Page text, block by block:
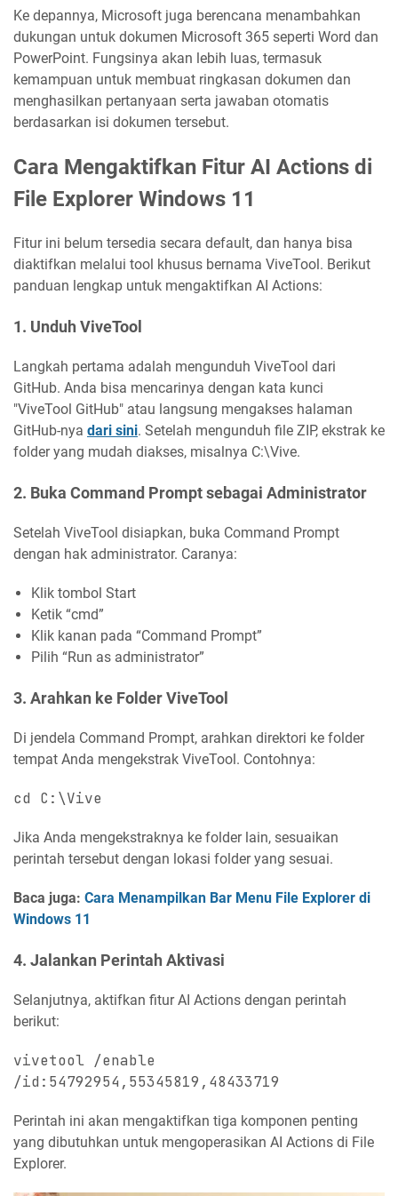
Ke depannya, Microsoft juga berencana menambahkan
dukungan untuk dokumen Microsoft 365 seperti Word dan
PowerPoint. Fungsinya akan lebih luas, termasuk
kemampuan untuk membuat ringkasan dokumen dan
menghasilkan pertanyaan serta jawaban otomatis
berdasarkan isi dokumen tersebut.
Cara Mengaktifkan Fitur AI Actions di
File Explorer Windows 11
Fitur ini belum tersedia secara default, dan hanya bisa
diaktifkan melalui tool khusus bernama ViveTool. Berikut
panduan lengkap untuk mengaktifkan AI Actions:
1. Unduh ViveTool
Langkah pertama adalah mengunduh ViveTool dari
GitHub. Anda bisa mencarinya dengan kata kunci
"ViveTool GitHub" atau langsung mengakses halaman
GitHub-nya dari sini. Setelah mengunduh file ZIP, ekstrak ke
folder yang mudah diakses, misalnya C:\Vive.
2. Buka Command Prompt sebagai Administrator
Setelah ViveTool disiapkan, buka Command Prompt
dengan hak administrator. Caranya:
Klik tombol Start
Ketik “cmd”
Klik kanan pada “Command Prompt”
Pilih “Run as administrator”
3. Arahkan ke Folder ViveTool
Di jendela Command Prompt, arahkan direktori ke folder
tempat Anda mengekstrak ViveTool. Contohnya:
cd C:\Vive
Jika Anda mengekstraknya ke folder lain, sesuaikan
perintah tersebut dengan lokasi folder yang sesuai.
Baca juga: Cara Menampilkan Bar Menu File Explorer di
Windows 11
4. Jalankan Perintah Aktivasi
Selanjutnya, aktifkan fitur AI Actions dengan perintah
berikut:
vivetool /enable
/id:54792954,55345819,48433719
Perintah ini akan mengaktifkan tiga komponen penting
yang dibutuhkan untuk mengoperasikan AI Actions di File
Explorer.